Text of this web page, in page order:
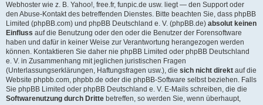
Webhoster wie z. B. Yahoo!, free.fr, funpic.de usw. liegt — den Support oder
den Abuse-Kontakt des betreffenden Dienstes. Bitte beachten Sie, dass phpBB
Limited (phpBB.com) und phpBB Deutschland e. V. (phpBB.de) absolut keinen
Einfluss auf die Benutzung oder den oder die Benutzer der Forensoftware
haben und dafür in keiner Weise zur Verantwortung herangezogen werden
können. Kontaktieren Sie daher nie phpBB Limited oder phpBB Deutschland
e. V. in Zusammenhang mit jeglichen juristischen Fragen
(Unterlassungserklärungen, Haftungsfragen usw.), die sich nicht direkt auf die
Website phpbb.com, phpbb.de oder die phpBB-Software selbst beziehen. Falls
Sie phpBB Limited oder phpBB Deutschland e. V. E-Mails schreiben, die die
Softwarenutzung durch Dritte betreffen, so werden Sie, wenn überhaupt,